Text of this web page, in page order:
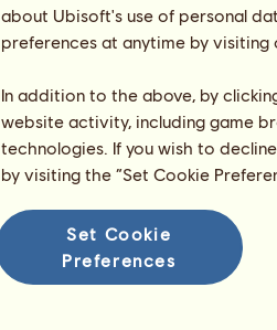
about Ubisoft's use of personal
preferences at anytime by
In addition to the above, by
website activity, including game
technologies. If you wish to
by visiting the “Set Cookie
Set Cookie
Preferences